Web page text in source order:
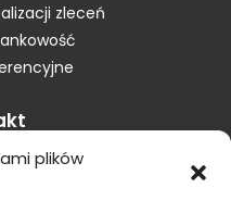
plików
zleceń
Bankiem